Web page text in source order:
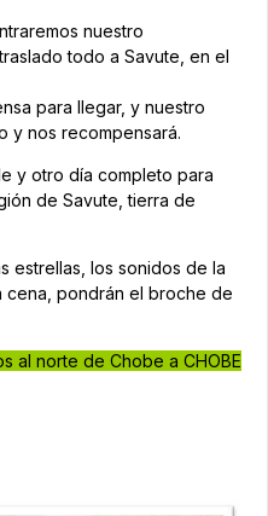
nuestro
todo a Savute, en el
para llegar, y nuestro
y nos recompensará.
y otro día completo para
de Savute, tierra de
estrellas, los sonidos de la
cena, pondrán el broche de
al norte de Chobe a CHOBE